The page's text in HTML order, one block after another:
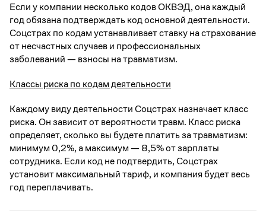
Если у компании несколько кодов ОКВЭД, она каждый
год обязана подтверждать код основной деятельности.
Соцстрах по кодам устанавливает ставку на страхование
от несчастных случаев и профессиональных
заболеваний — взносы на травматизм.
Классы риска по кодам деятельности
Каждому виду деятельности Соцстрах назначает класс
риска. Он зависит от вероятности травм. Класс риска
определяет, сколько вы будете платить за травматизм:
минимум 0,2%, а максимум — 8,5% от зарплаты
сотрудника. Если код не подтвердить, Соцстрах
установит максимальный тариф, и компания будет весь
год переплачивать.